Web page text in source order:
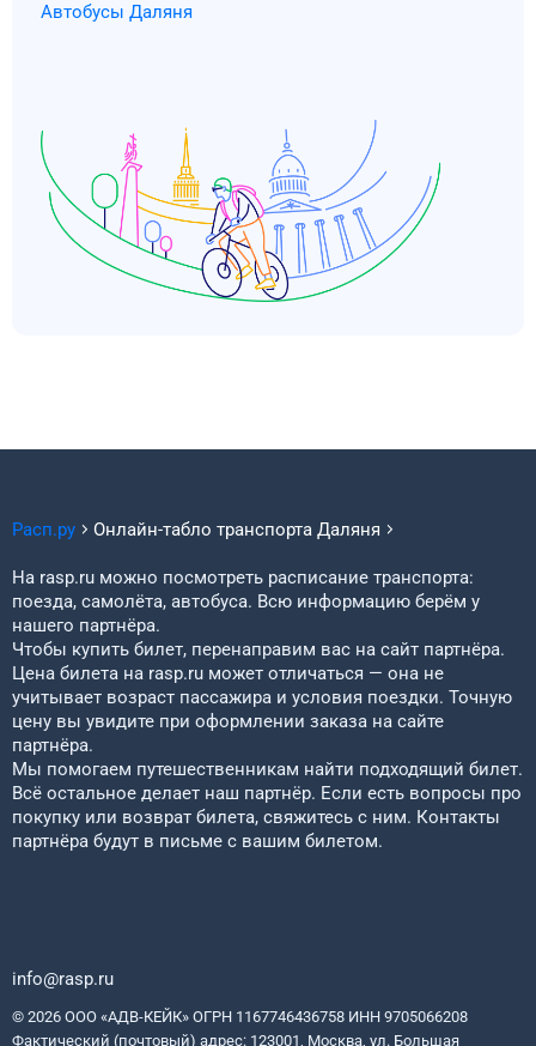
Автобусы Даляня
Расп.ру Онлайн-табло транспорта Даляня
На rasp.ru можно посмотреть расписание транспорта:
поезда, самолёта, автобуса. Всю информацию берём у
нашего партнёра.
Чтобы купить билет, перенаправим вас на сайт партнёра.
Цена билета на rasp.ru может отличаться — она не
учитывает возраст пассажира и условия поездки. Точную
цену вы увидите при оформлении заказа на сайте
партнёра.
Мы помогаем путешественникам найти подходящий билет.
Всё остальное делает наш партнёр. Если есть вопросы про
покупку или возврат билета, свяжитесь с ним. Контакты
партнёра будут в письме с вашим билетом.
info@rasp.ru
© 2026 ООО «АДВ-КЕЙК» ОГРН 1167746436758 ИНН 9705066208
Фактический (почтовый) адрес: 123001, Москва, ул. Большая